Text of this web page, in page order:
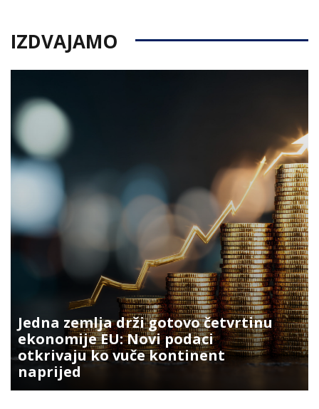
IZDVAJAMO
Jedna zemlja drži gotovo četvrtinu
ekonomije EU: Novi podaci
otkrivaju ko vuče kontinent
naprijed